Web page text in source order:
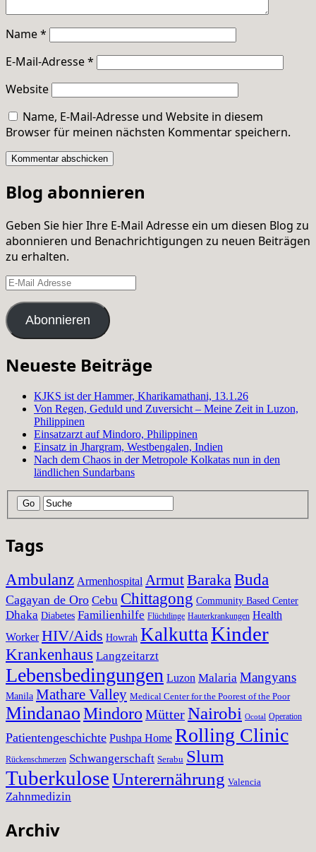
Name*
E-Mail-Adresse*
Website
Name, E-Mail-Adresse und Website in diesem
Browser für meinen nächsten Kommentar speichern.
Blog abonnieren
Geben Sie hier Ihre E-Mail Adresse ein um diesen Blog zu
abonnieren und Benachrichtigungen zu neuen Beiträgen
zu erhalten.
E-
Mail
AdresseAbonnieren
Neueste Beiträge
KJKS ist der Hammer, Kharikamathani, 13.1.26
Von Regen, Geduld und Zuversicht – Meine Zeit in Luzon,
Philippinen
Einsatzarzt auf Mindoro, Philippinen
Einsatz in Jhargram, Westbengalen, Indien
Nach dem Chaos in der Metropole Kolkatas nun in den
ländlichen Sundarbans
Tags
Ambulanz Armenhospital ArmutBaraka Buda
Cagayan de Oro Cebu Chittagong Community Based Center
Dhaka Diabetes Familienhilfe Flüchtlinge Hauterkrankungen Health
Worker HIV/Aids Howrah Kalkutta Kinder
Krankenhaus Langzeitarzt
Lebensbedingungen Luzon Malaria Mangyans
Manila Mathare Valley Medical Center for the Poorest of the Poor
MindanaoMindoro MütterNairobi Ocotal Operation
Patientengeschichte Pushpa Home Rolling Clinic
Rückenschmerzen Schwangerschaft Serabu Slum
TuberkuloseUnterernährung Valencia
Zahnmedizin
Archiv